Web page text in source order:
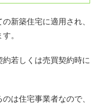
新築住宅に適用され、
。
若しくは売買契約時に
は住宅事業者なので、